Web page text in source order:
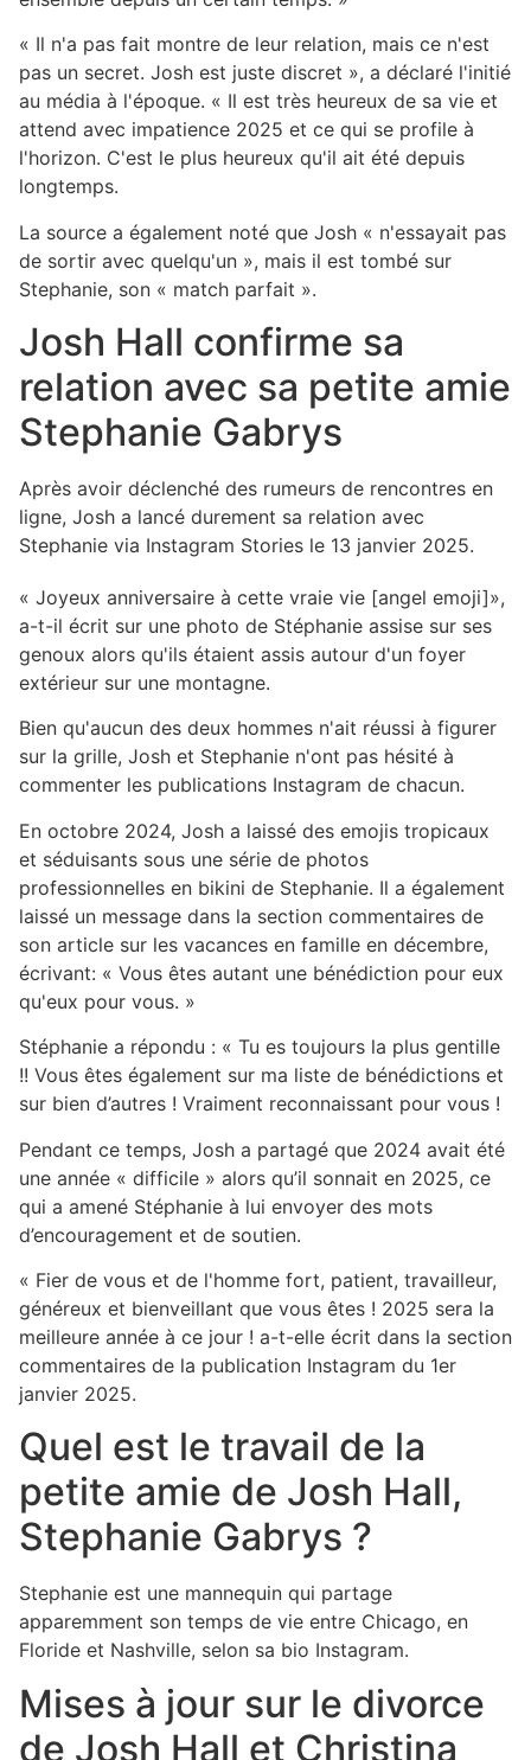
« Il n'a pas fait montre de leur relation, mais ce n'est
pas un secret. Josh est juste discret », a déclaré l'initié
au média à l'époque. « Il est très heureux de sa vie et
attend avec impatience 2025 et ce qui se profile à
l'horizon. C'est le plus heureux qu'il ait été depuis
longtemps.
La source a également noté que Josh « n'essayait pas
de sortir avec quelqu'un », mais il est tombé sur
Stephanie, son « match parfait ».
Josh Hall confirme sa
relation avec sa petite amie
Stephanie Gabrys
Après avoir déclenché des rumeurs de rencontres en
ligne, Josh a lancé durement sa relation avec
Stephanie via Instagram Stories le 13 janvier 2025.
« Joyeux anniversaire à cette vraie vie [angel emoji]»,
a-t-il écrit sur une photo de Stéphanie assise sur ses
genoux alors qu'ils étaient assis autour d'un foyer
extérieur sur une montagne.
Bien qu'aucun des deux hommes n'ait réussi à figurer
sur la grille, Josh et Stephanie n'ont pas hésité à
commenter les publications Instagram de chacun.
En octobre 2024, Josh a laissé des emojis tropicaux
et séduisants sous une série de photos
professionnelles en bikini de Stephanie. Il a également
laissé un message dans la section commentaires de
son article sur les vacances en famille en décembre,
écrivant: « Vous êtes autant une bénédiction pour eux
qu'eux pour vous. »
Stéphanie a répondu : « Tu es toujours la plus gentille
!! Vous êtes également sur ma liste de bénédictions et
sur bien d’autres ! Vraiment reconnaissant pour vous !
Pendant ce temps, Josh a partagé que 2024 avait été
une année « difficile » alors qu’il sonnait en 2025, ce
qui a amené Stéphanie à lui envoyer des mots
d’encouragement et de soutien.
« Fier de vous et de l'homme fort, patient, travailleur,
généreux et bienveillant que vous êtes ! 2025 sera la
meilleure année à ce jour ! a-t-elle écrit dans la section
commentaires de la publication Instagram du 1er
janvier 2025.
Quel est le travail de la
petite amie de Josh Hall,
Stephanie Gabrys ?
Stephanie est une mannequin qui partage
apparemment son temps de vie entre Chicago, en
Floride et Nashville, selon sa bio Instagram.
Mises à jour sur le divorce
de Josh Hall et Christina